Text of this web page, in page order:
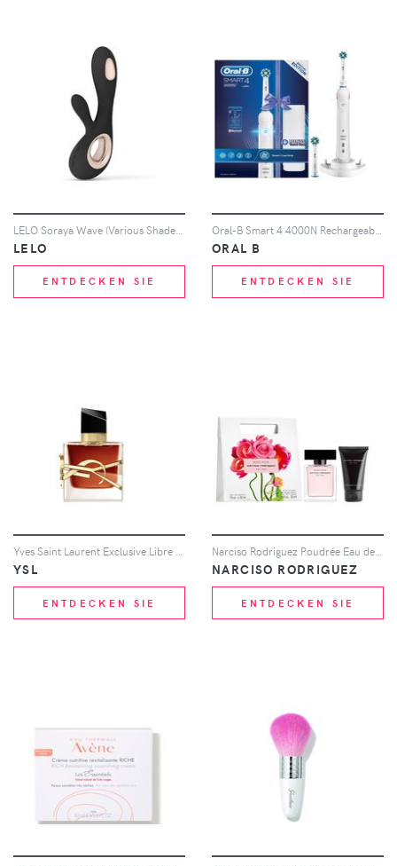
LELO
ENTDECKEN SIE
ORAL B
ENTDECKEN SIE
YSL
ENTDECKEN SIE
NARCISO RODRIGUEZ
ENTDECKEN SIE